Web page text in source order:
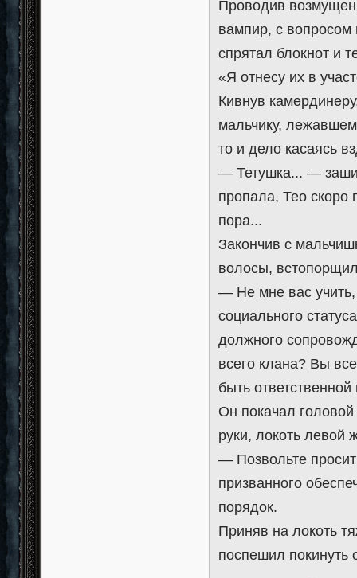
Проводив
вампир, с вопросом
спрятал блокнот и
«Я отнесу их в
Кивнув
мальчику,
то и дело касаясь
— Тетушка... —
пропала, Тео скоро
пора...
Закончив с
волосы,
— Не мне вас
социального
должного
всего клана? Вы
быть
Он покачал
руки, локоть левой
— Позвольте
призванного
порядок.
Приняв на локоть
поспешил покинуть